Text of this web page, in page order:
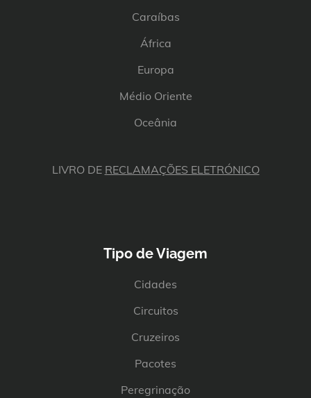
Caraíbas
África
Europa
Médio Oriente
Oceânia
LIVRO DE RECLAMAÇÕES ELETRÓNICO
Tipo de Viagem
Cidades
Circuitos
Cruzeiros
Pacotes
Peregrinação